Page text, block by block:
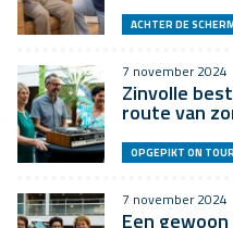
ACHTER DE
7 november 2024
Zinvolle
route van
OPGEPIKT ON TOUR
7 november 2024
Een